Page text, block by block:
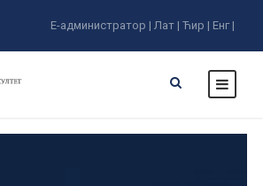
Е-администратор | Лат | Ћир | Енг |